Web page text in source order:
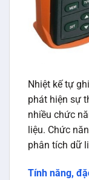
Nhiệt kế tự
phát hiện sự
nhiều chức
liệu. Chức
phân tích dữ
Tính năng,